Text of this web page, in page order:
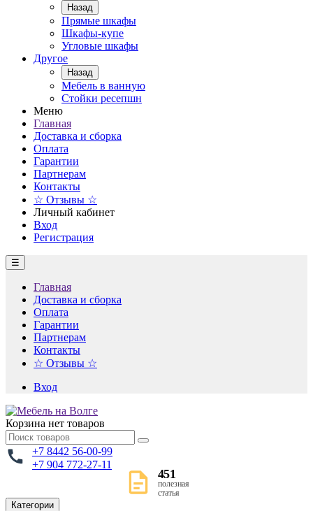
Назад
Прямые шкафы
Шкафы-купе
Угловые шкафы
Другое
Назад
Мебель в ванную
Стойки ресепшн
Меню
Главная
Доставка и сборка
Оплата
Гарантии
Партнерам
Контакты
☆ Отзывы ☆
Личный кабинет
Вход
Регистрация
☰
Главная
Доставка и сборка
Оплата
Гарантии
Партнерам
Контакты
☆ Отзывы ☆
Вход
Корзина нет товаров
+7 8442 56-00-99
+7 904 772-27-11
451
полезная
статья
Категории